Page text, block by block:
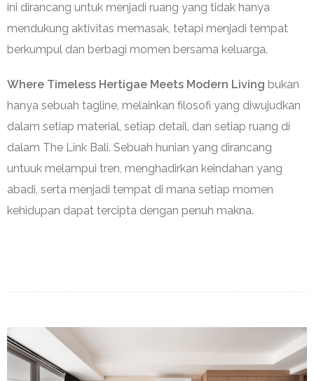
ini dirancang untuk menjadi ruang yang tidak hanya
mendukung aktivitas memasak, tetapi menjadi tempat
berkumpul dan berbagi momen bersama keluarga.
Where Timeless Hertigae Meets Modern Living bukan
hanya sebuah tagline, melainkan filosofi yang diwujudkan
dalam setiap material, setiap detail, dan setiap ruang di
dalam The Link Bali. Sebuah hunian yang dirancang
untuuk melampui tren, menghadirkan keindahan yang
abadi, serta menjadi tempat di mana setiap momen
kehidupan dapat tercipta dengan penuh makna.